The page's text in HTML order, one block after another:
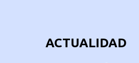
ACTUALIDAD